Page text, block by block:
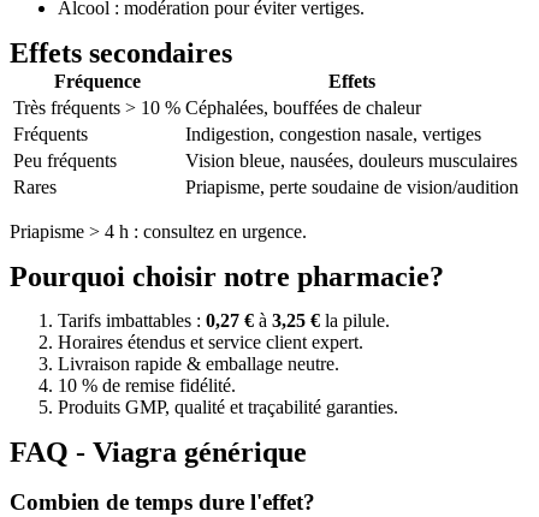
Alcool : modération pour éviter vertiges.
Effets secondaires
Fréquence
Effets
Très fréquents > 10 % Céphalées, bouffées de chaleur
Fréquents
Indigestion, congestion nasale, vertiges
Peu fréquents
Vision bleue, nausées, douleurs musculaires
Rares
Priapisme, perte soudaine de vision/audition
Priapisme > 4 h : consultez en urgence.
Pourquoi choisir notre pharmacie?
Tarifs imbattables : 0,27 € à 3,25 € la pilule.
Horaires étendus et service client expert.
Livraison rapide & emballage neutre.
10 % de remise fidélité.
Produits GMP, qualité et traçabilité garanties.
FAQ - Viagra générique
Combien de temps dure l'effet?